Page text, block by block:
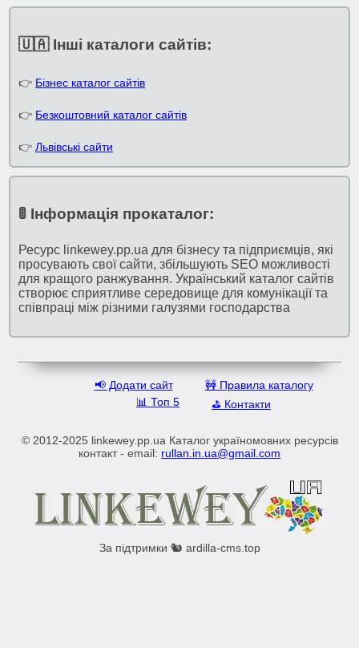
🇺🇦 Інші каталоги сайтів:
👉 Бізнес каталог сайтів
👉 Безкоштовний каталог сайтів
👉 Львівські сайти
🚦 Інформація прокаталог:
Ресурс linkewey.pp.ua для бізнесу та підприємців, які
просувають свої сайти, збільшують SEO можливості
для кращого ранжування. Український каталог сайтів
створює сприятливе середовище для комунікації та
співпраці між різними галузями господарства
📢 Додати сайт
🚧 Правила каталогу
📊 Топ 5
⛳️ Контакти
© 2012-2025 linkewey.pp.ua Каталог україномовних ресурсів
контакт - email: rullan.in.ua@gmail.com
За підтримки 🐿️ ardilla-cms.top